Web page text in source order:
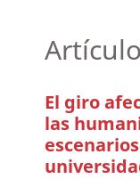
El giro
las